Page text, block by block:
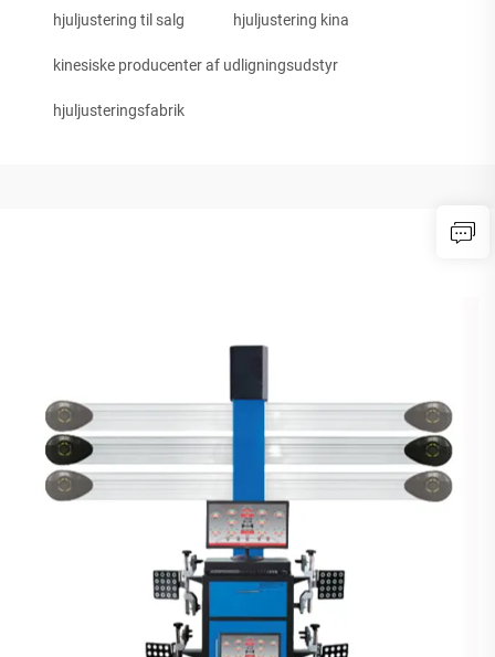
hjuljustering til salg hjuljustering kina
kinesiske producenter af udligningsudstyr
hjuljusteringsfabrik